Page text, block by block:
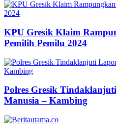
KPU Gresik Klaim
Pemilih Pemilu 2024
Polres Gresik
Manusia – Kambing